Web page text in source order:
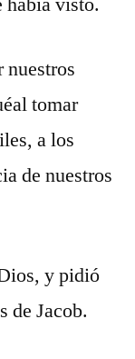
nuestros
tomar
a los
de nuestros
y pidió
de Jacob.